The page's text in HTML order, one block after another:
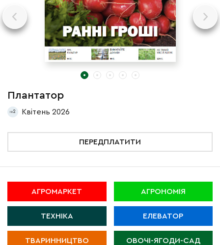
Плантатор
2 Квітень 2026
ПЕРЕДПЛАТИТИ
АГРОМАРКЕТ АГРОНОМІЯ
ТЕХНІКА ЕЛЕВАТОР
ТВАРИННИЦТВО ОВОЧІ-ЯГОДИ-САД